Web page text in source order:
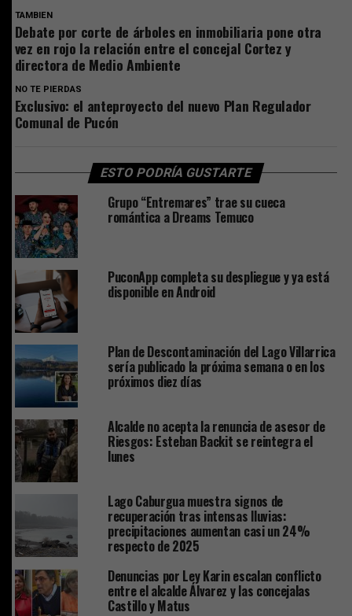
TAMBIEN
Debate por corte de árboles en inmobiliaria pone otra
vez en rojo la relación entre el concejal Cortez y
directora de Medio Ambiente
NO TE PIERDAS
Exclusivo: el anteproyecto del nuevo Plan Regulador
Comunal de Pucón
ESTO PODRÍA GUSTARTE
Grupo “Entremares” trae su cueca
romántica a Dreams Temuco
PuconApp completa su despliegue y ya está
disponible en Android
Plan de Descontaminación del Lago Villarrica
sería publicado la próxima semana o en los
próximos diez días
Alcalde no acepta la renuncia de asesor de
Riesgos: Esteban Backit se reintegra el
lunes
Lago Caburgua muestra signos de
recuperación tras intensas lluvias:
precipitaciones aumentan casi un 24%
respecto de 2025
Denuncias por Ley Karin escalan conflicto
entre el alcalde Álvarez y las concejalas
Castillo y Matus